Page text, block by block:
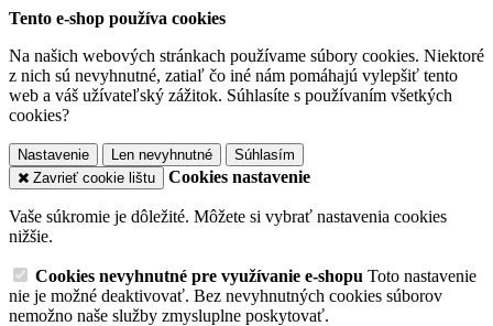
Tento e-shop používa cookies
Na našich webových stránkach používame súbory cookies. Niektoré
z nich sú nevyhnutné, zatiaľ čo iné nám pomáhajú vylepšiť tento
web a váš užívateľský zážitok. Súhlasíte s používaním všetkých
cookies?
Nastavenie Len nevyhnutné
Súhlasím
Zavrieť cookie lištu
Cookies nastavenie
Vaše súkromie je dôležité. Môžete si vybrať nastavenia cookies
nižšie.
Cookies nevyhnutné pre využívanie e-shopu Toto nastavenie
nie je možné deaktivovať. Bez nevyhnutných cookies súborov
nemožno naše služby zmysluplne poskytovať.